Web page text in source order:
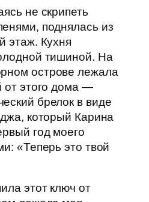
не скрипеть
поднялась из
этаж. Кухня
тишиной. На
острове лежала
от этого дома —
брелок в виде
который Карина
год моего
«Теперь это твой
этот ключ от